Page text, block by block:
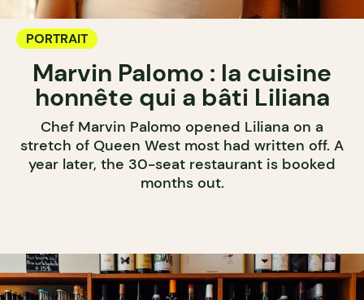
PORTRAIT
Marvin Palomo : la cuisine
honnête qui a bâti Liliana
Chef Marvin Palomo opened Liliana on a
stretch of Queen West most had written off. A
year later, the 30-seat restaurant is booked
months out.